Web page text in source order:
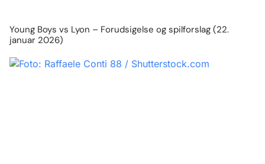
Young Boys vs Lyon – Forudsigelse og spilforslag (22.
januar 2026)